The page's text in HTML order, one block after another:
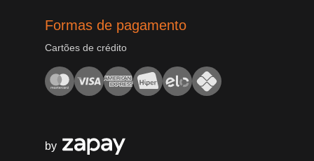
Formas de pagamento
Cartões de crédito
by